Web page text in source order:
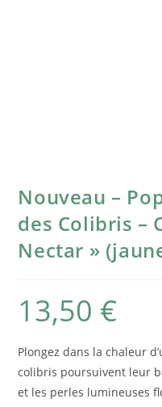
Nouveau –
des Colibris –
Nectar »
13,50 €
Plongez dans la chaleur
colibris poursuivent leur
et les perles lumineuses